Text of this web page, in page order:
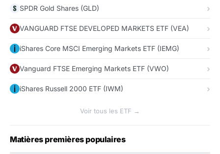
SPDR Gold Shares (GLD)
VANGUARD FTSE DEVELOPED MARKETS ETF (VEA)
iShares Core MSCI Emerging Markets ETF (IEMG)
Vanguard FTSE Emerging Markets ETF (VWO)
iShares Russell 2000 ETF (IWM)
Voir tous les ETF →
Matières premières populaires